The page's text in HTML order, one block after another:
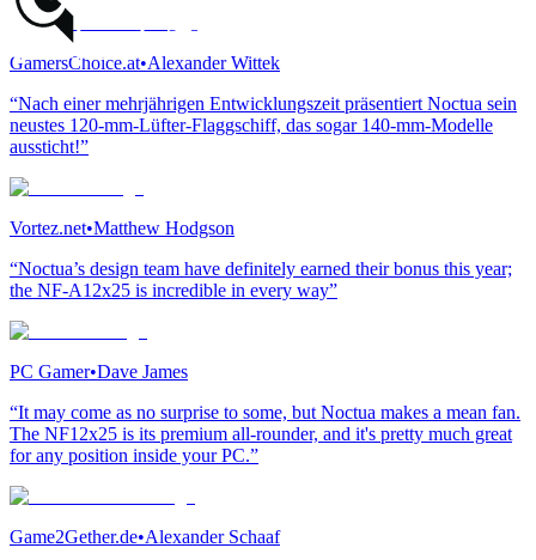
GamersChoice.at•Alexander Wittek
“Nach einer mehrjährigen Entwicklungszeit präsentiert Noctua sein
neustes 120-mm-Lüfter-Flaggschiff, das sogar 140-mm-Modelle
aussticht!”
Vortez.net•Matthew Hodgson
“Noctua’s design team have definitely earned their bonus this year;
the NF-A12x25 is incredible in every way”
PC Gamer•Dave James
“It may come as no surprise to some, but Noctua makes a mean fan.
The NF12x25 is its premium all-rounder, and it's pretty much great
for any position inside your PC.”
Game2Gether.de•Alexander Schaaf